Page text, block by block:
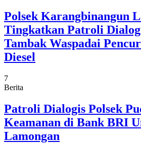
Polsek Karangbinangun
Tingkatkan Patroli
Tambak Waspadai
Diesel
7
Berita
Patroli Dialogis Polsek
Keamanan di Bank BRI
Lamongan